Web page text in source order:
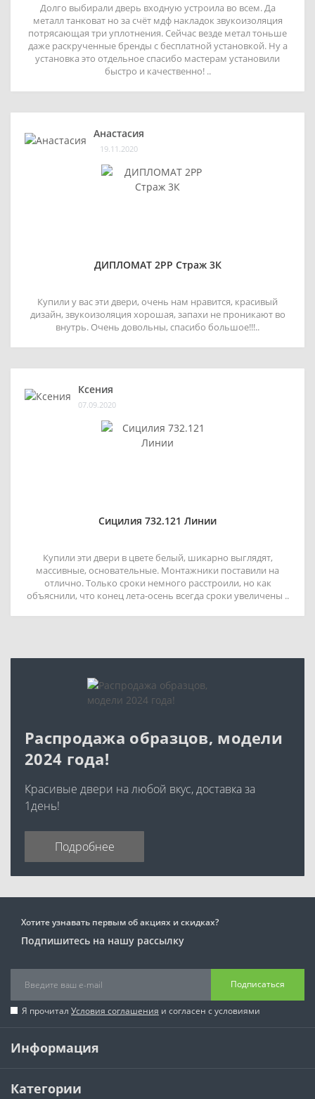
Долго выбирали дверь входную устроила во всем. Да
металл танковат но за счёт мдф накладок звукоизоляция
потрясающая три уплотнения. Сейчас везде метал тоньше
даже раскрученные бренды с бесплатной установкой. Ну а
установка это отдельное спасибо мастерам установили
быстро и качественно! ..
Анастасия
19.11.2020
ДИПЛОМАТ 2РР Страж 3К
Купили у вас эти двери, очень нам нравится, красивый
дизайн, звукоизоляция хорошая, запахи не проникают во
внутрь. Очень довольны, спасибо большое!!!..
Ксения
07.09.2020
Сицилия 732.121 Линии
Купили эти двери в цвете белый, шикарно выглядят,
массивные, основательные. Монтажники поставили на
отлично. Только сроки немного расстроили, но как
объяснили, что конец лета-осень всегда сроки увеличены ..
Распродажа образцов, модели
2024 года!
Красивые двери на любой вкус, доставка за
1день!
Подробнее
Хотите узнавать первым об акциях и скидках?
Подпишитесь на нашу рассылку
Подписаться
Я прочитал Условия соглашения и согласен с условиями
Информация
Категории